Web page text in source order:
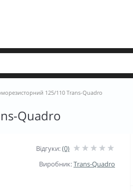
125/110 Trans-Quadro
Quadro
Відгуки:(0)
Виробник:Trans-Quadro